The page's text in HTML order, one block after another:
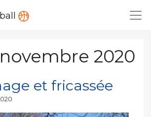
novembre 2020
et fricassée